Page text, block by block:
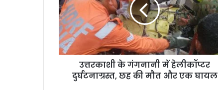
उत्तरकाशी के गंगनानी में हेलीकॉप्टर
दुर्घटनाग्रस्त, छह की मौत और एक घायल